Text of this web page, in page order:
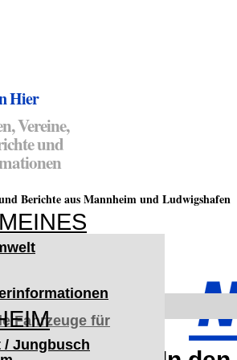
Hier
Vereine,
und
Berichte aus Mannheim und Ludwigshafen
/ Jungbusch
Fahrzeuge für
für Czernowitz